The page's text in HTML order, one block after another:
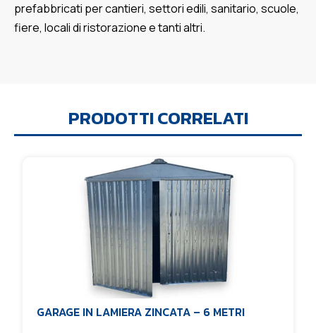
prefabbricati per cantieri, settori edili, sanitario, scuole,
fiere, locali di ristorazione e tanti altri.
PRODOTTI CORRELATI
GARAGE IN LAMIERA ZINCATA – 6 METRI